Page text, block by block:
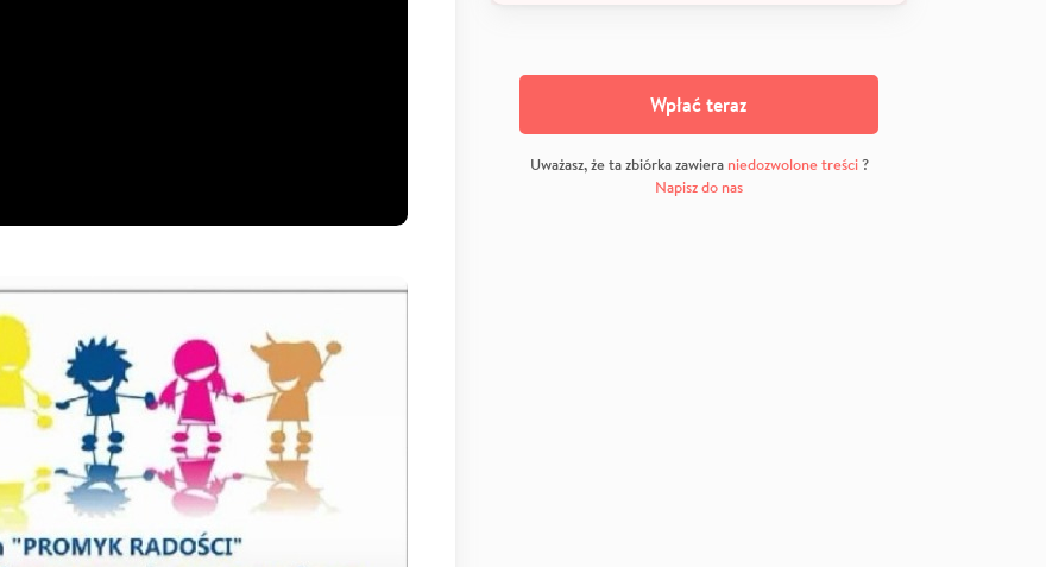
Wpłać teraz
Uważasz, że ta zbiórka zawiera niedozwolone treści?
Napisz do nas